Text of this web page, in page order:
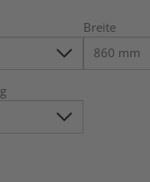
Breite